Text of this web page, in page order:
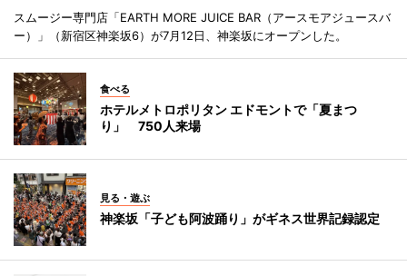
スムージー専門店「EARTH MORE JUICE BAR（アースモアジュースバ
ー）」（新宿区神楽坂6）が7月12日、神楽坂にオープンした。
食べる
ホテルメトロポリタン エドモントで「夏まつ
り」 750人来場
見る・遊ぶ
神楽坂「子ども阿波踊り」がギネス世界記録認定